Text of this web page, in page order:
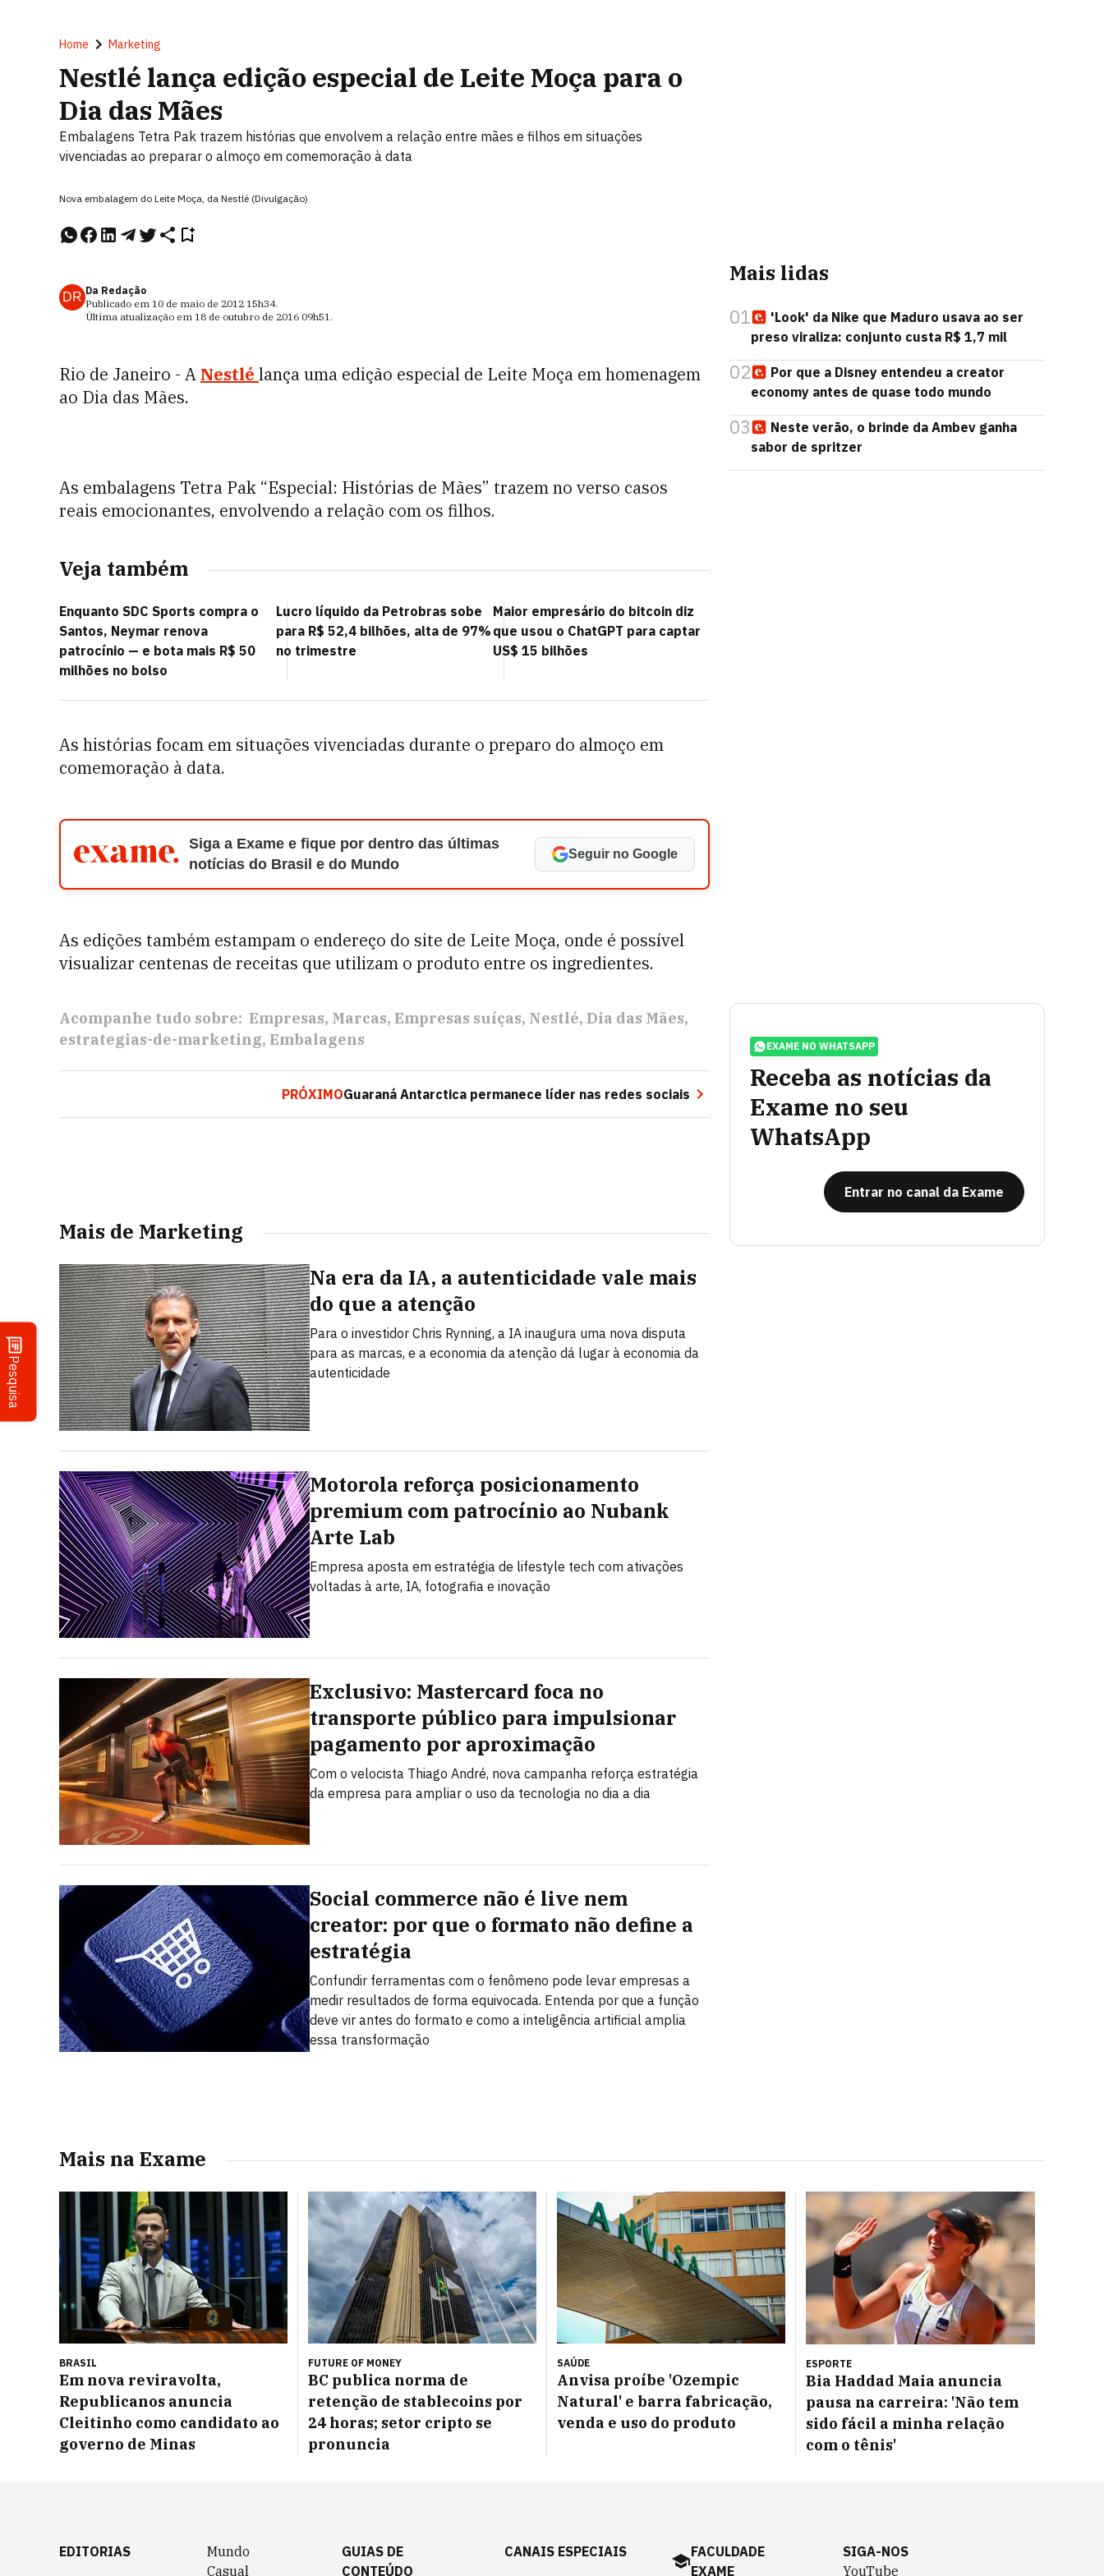
Pesquisa
Home Marketing
Nestlé lança edição especial de Leite Moça para o
Dia das Mães
Embalagens Tetra Pak trazem histórias que envolvem a relação entre mães e filhos em situações
vivenciadas ao preparar o almoço em comemoração à data
Nova embalagem do Leite Moça, da Nestlé (Divulgação)
DR Da Redação
Publicado em 10 de maio de 2012 15h34.
Última atualização em 18 de outubro de 2016 09h51.
Rio de Janeiro - A Nestlé lança uma edição especial de Leite Moça em homenagem
ao Dia das Mães.
As embalagens Tetra Pak “Especial: Histórias de Mães” trazem no verso casos
reais emocionantes, envolvendo a relação com os filhos.
Veja também
Enquanto SDC Sports compra o
Santos, Neymar renova
patrocínio — e bota mais R$ 50
milhões no bolso
Lucro líquido da Petrobras sobe
para R$ 52,4 bilhões, alta de 97%
no trimestre
Maior empresário do bitcoin diz
que usou o ChatGPT para captar
US$ 15 bilhões
As histórias focam em situações vivenciadas durante o preparo do almoço em
comemoração à data.
Siga a Exame e fique por dentro das últimas
notícias do Brasil e do Mundo
Seguir no Google
As edições também estampam o endereço do site de Leite Moça, onde é possível
visualizar centenas de receitas que utilizam o produto entre os ingredientes.
Acompanhe tudo sobre: Empresas Marcas Empresas suíças Nestlé Dia das Mães
estrategias-de-marketing Embalagens
PRÓXIMOGuaraná Antarctica permanece líder nas redes sociais
Mais de Marketing
Na era da IA, a autenticidade vale mais
do que a atenção
Para o investidor Chris Rynning, a IA inaugura uma nova disputa
para as marcas, e a economia da atenção dá lugar à economia da
autenticidade
Motorola reforça posicionamento
premium com patrocínio ao Nubank
Arte Lab
Empresa aposta em estratégia de lifestyle tech com ativações
voltadas à arte, IA, fotografia e inovação
Exclusivo: Mastercard foca no
transporte público para impulsionar
pagamento por aproximação
Com o velocista Thiago André, nova campanha reforça estratégia
da empresa para ampliar o uso da tecnologia no dia a dia
Social commerce não é live nem
creator: por que o formato não define a
estratégia
Confundir ferramentas com o fenômeno pode levar empresas a
medir resultados de forma equivocada. Entenda por que a função
deve vir antes do formato e como a inteligência artificial amplia
essa transformação
Mais lidas
01
'Look' da Nike que Maduro usava ao ser
preso viraliza: conjunto custa R$ 1,7 mil
02
Por que a Disney entendeu a creator
economy antes de quase todo mundo
03
Neste verão, o brinde da Ambev ganha
sabor de spritzer
EXAME NO WHATSAPP
Receba as notícias da
Exame no seu
WhatsApp
Entrar no canal da Exame
Mais na Exame
BRASIL
Em nova reviravolta,
Republicanos anuncia
Cleitinho como candidato ao
governo de Minas
FUTURE OF MONEY
BC publica norma de
retenção de stablecoins por
24 horas; setor cripto se
pronuncia
SAÚDE
Anvisa proíbe 'Ozempic
Natural' e barra fabricação,
venda e uso do produto
ESPORTE
Bia Haddad Maia anuncia
pausa na carreira: 'Não tem
sido fácil a minha relação
com o tênis'
EDITORIAS
Mundo
Casual
GUIAS DE
CONTEÚDO
CANAIS ESPECIAIS
FACULDADE
EXAME
SIGA-NOS
YouTube